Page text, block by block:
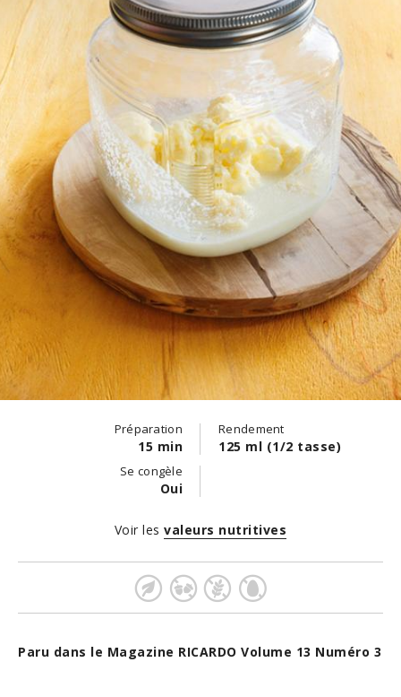
Préparation
15 min
Rendement
125 ml (1/2 tasse)
Se congèle
Oui
Paru dans le Magazine RICARDO Volume 13 Numéro 3
Voir les valeurs nutritives